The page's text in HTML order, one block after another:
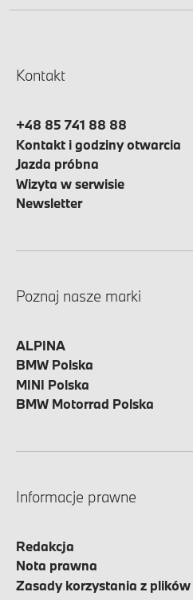
Kontakt
+48 85 741 88 88
Kontakt i godziny otwarcia
Jazda próbna
Wizyta w serwisie
Newsletter
Poznaj nasze marki
ALPINA
BMW Polska
MINI Polska
BMW Motorrad Polska
Informacje prawne
Redakcja
Nota prawna
Zasady korzystania z